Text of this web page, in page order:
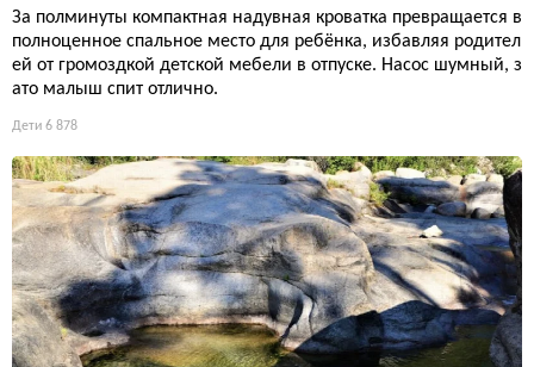
За полминуты компактная надувная кроватка превращается в
полноценное спальное место для ребёнка, избавляя родител
ей от громоздкой детской мебели в отпуске. Насос шумный, з
ато малыш спит отлично.
Дети 6 878